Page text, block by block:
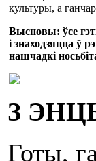
культуры, а
Высновы: ўсе
і знаходзяцца ў
нашчадкі
З
Готы,